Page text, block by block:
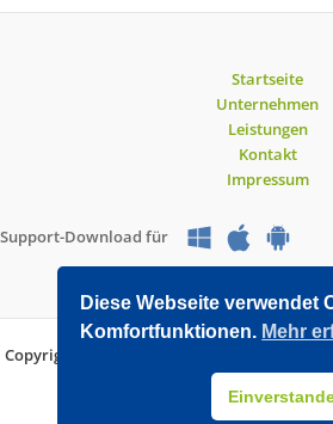
Startseite
Unternehmen
Leistungen
Kontakt
Impressum
Support-Download für
Copyright © 2026 O&V DATEC GmbH |
Drollinger
Diese Webseite verwendet
Komfortfunktionen. Mehr